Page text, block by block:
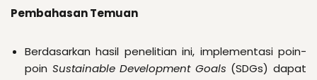
Pembahasan Temuan
Berdasarkan hasil penelitian ini, implementasi poin-
poin Sustainable Development Goals (SDGs) dapat